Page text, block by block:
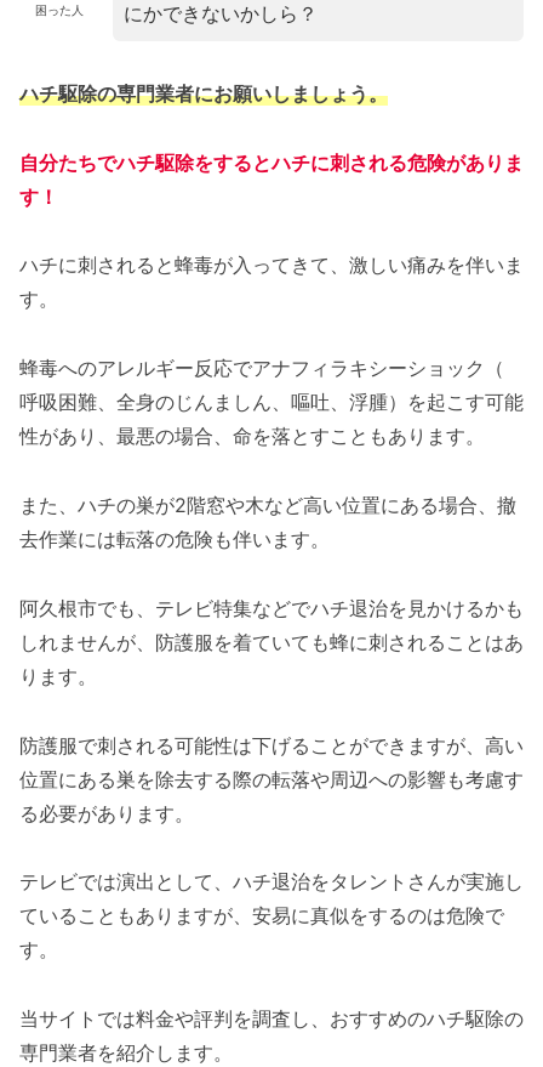
困った人
にかできないかしら？
ハチ駆除の専門業者にお願いしましょう。
自分たちでハチ駆除をするとハチに刺される危険がありま
す！
ハチに刺されると蜂毒が入ってきて、激しい痛みを伴いま
す。
蜂毒へのアレルギー反応でアナフィラキシーショック（
呼吸困難、全身のじんましん、嘔吐、浮腫）を起こす可能
性があり、最悪の場合、命を落とすこともあります。
また、ハチの巣が2階窓や木など高い位置にある場合、撤
去作業には転落の危険も伴います。
阿久根市でも、テレビ特集などでハチ退治を見かけるかも
しれませんが、防護服を着ていても蜂に刺されることはあ
ります。
防護服で刺される可能性は下げることができますが、高い
位置にある巣を除去する際の転落や周辺への影響も考慮す
る必要があります。
テレビでは演出として、ハチ退治をタレントさんが実施し
ていることもありますが、安易に真似をするのは危険で
す。
当サイトでは料金や評判を調査し、おすすめのハチ駆除の
専門業者を紹介します。